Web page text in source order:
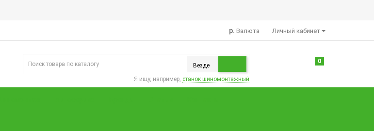
Личный кабинет
р. Валюта
Везде
Я ищу, например, станок шиномонтажный
0